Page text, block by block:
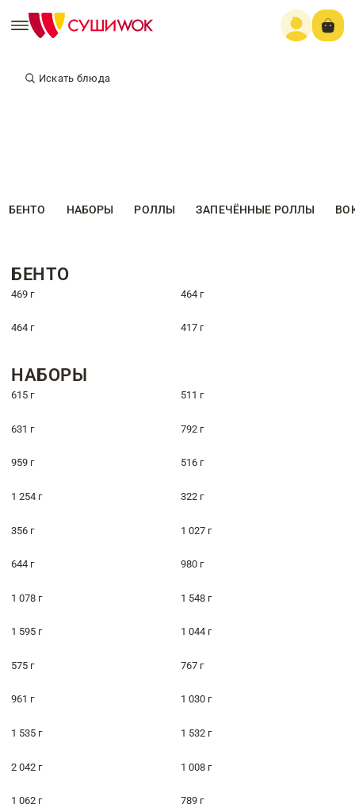
Искать блюда
БЕНТО НАБОРЫ РОЛЛЫ ЗАПЕЧЁННЫЕ РОЛЛЫ
БЕНТО
469 г 464 г
464 г 417 г
НАБОРЫ
615 г 511 г
631 г 792 г
959 г 516 г
1 254 г 322 г
356 г 1 027 г
644 г 980 г
1 078 г 1 548 г
1 595 г 1 044 г
575 г 767 г
961 г 1 030 г
1 535 г 1 532 г
2 042 г 1 008 г
1 062 г 789 г